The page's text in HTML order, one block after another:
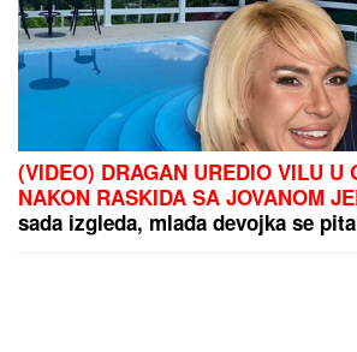
(FOTO) EMOTIVAN TRENUTAK
Pevačica (41) se udala za 5 godina
pa objavila fotografiju sa sinom
dete, njemu prvo